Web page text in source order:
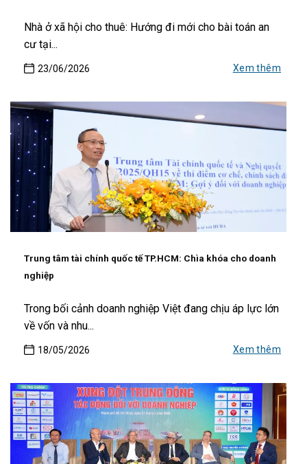
23/06/2026
Nhà ở xã hội cho thuê: Hướng đi mới cho bài toán an
cư tại...
Xem thêm
Trung tâm tài chính quốc tế TP.HCM: Chìa khóa cho doanh
nghiệp
18/05/2026
Trong bối cảnh doanh nghiệp Việt đang chịu áp lực lớn
về vốn và nhu...
Xem thêm